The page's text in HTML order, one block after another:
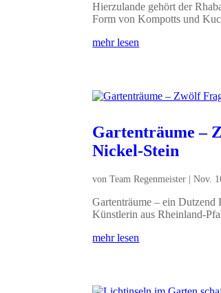
Hierzulande gehört der
Form von Kompotts und
mehr lesen
Gartenträume –
Nickel-Stein
vonTeam Regenmeister |Nov.
Gartenträume – ein Dutzend
Künstlerin aus Rheinland-
mehr lesen